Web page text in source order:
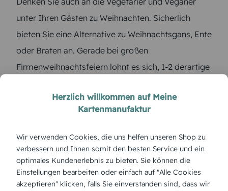
unter Ihren Gästen zu Weihnachten. Sicherlich
bieten Sie eine Alternative zu Weihnachtsgans, Ente
oder Braten an. Gerade bei großen
Firmenweihnachtsfeiern lohnt es sich, 1-2 derartige
diese Aufmerksamkeit sehr hoch anrechnen.
Vermerken Sie dies in Ihrer Menükarte oder
gestalten Sie eine separate Menükarte zu
Weihnachten für diesen speziellen Personenkreis.
Herzlich willkommen auf Meine
Kartenmanufaktur
Wir verwenden Cookies, die uns helfen unseren Shop zu
verbessern und Ihnen somit den besten Service und ein
optimales Kundenerlebnis zu bieten. Sie können die
Einstellungen bearbeiten oder einfach auf "Alle Cookies
akzeptieren" klicken, falls Sie einverstanden sind, dass wir